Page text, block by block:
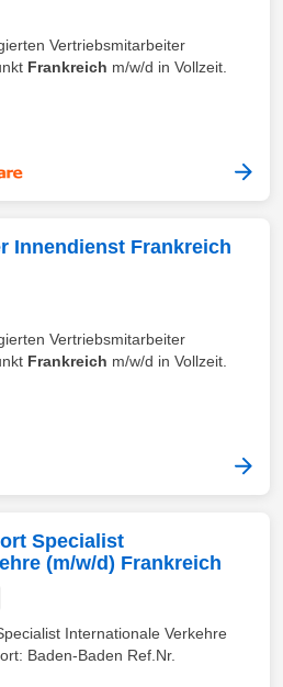
Vertriebsmitarbeiter
Frankreich m/w/d in Vollzeit.
Innendienst Frankreich
Vertriebsmitarbeiter
Frankreich m/w/d in Vollzeit.
Specialist
(m/w/d) Frankreich
Internationale Verkehre
Baden-Baden Ref.Nr.